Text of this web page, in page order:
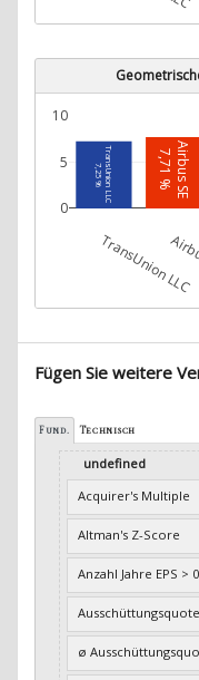
TransUnion LLC
7,25 % Airbus SE
7,71 %
TransUnion LLC
0
5
10
Fügen Sie weitere
Fund. Technisch
undefined
Acquirer's Multiple
Altman's Z-Score
Anzahl Jahre EPS > 0
Ausschüttungsquote
ø